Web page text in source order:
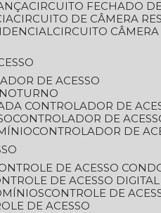
CIRCUITO FECHADO
CIRCUITO DE CÂMERA
CIRCUITO
DE ACESSO
CONTROLADOR DE
CONTROLADOR DE
CONTROLADOR DE
DE ACESSO
DE ACESSO DIGITAL
CONTROLE DE
DE ACESSO